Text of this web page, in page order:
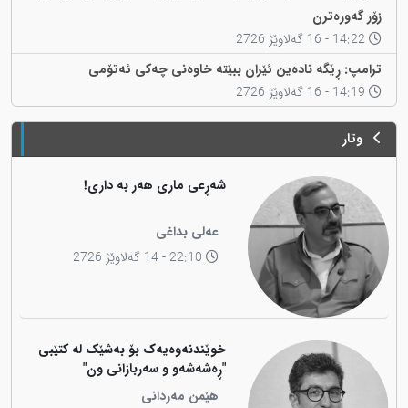
زۆر گەورەترن
ترامپ: ڕێگە نادەین ئێران ببێتە خاوەنی چەکی ئەتۆمی
وتار
شەڕعی ماری هەر بە داری!
عەلی بداغی
خوێندنەوەیەک بۆ بەشێک لە کتێبی
"ڕەشەشەو و سەربازانی ون"
هێمن مەردانی